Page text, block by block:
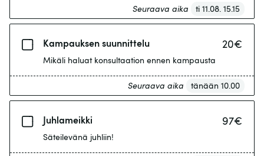
Seuraava aika ti 11.08. 15.15
Kampauksen suunnittelu 20€
Mikäli haluat konsultaation ennen kampausta
Seuraava aika tänään 10.00
Juhlameikki 97€
Säteilevänä juhliin!